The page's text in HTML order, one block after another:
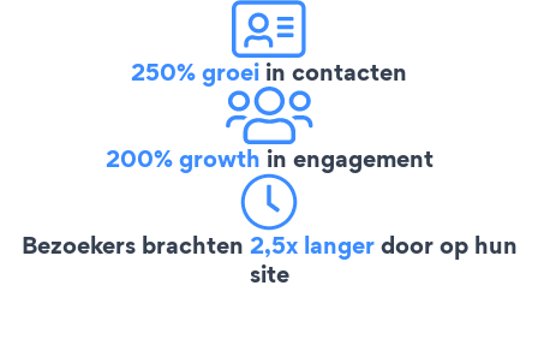
250% groei in contacten
200% growth in engagement
Bezoekers brachten 2,5x langerdoor op hun
site